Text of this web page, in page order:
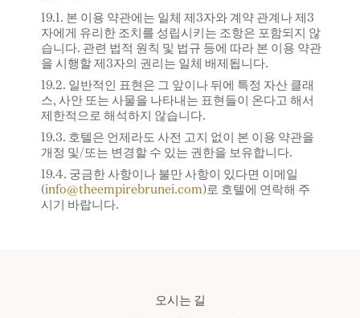
19.1. 본 이용 약관에는 일체 제3자와 계약 관계나 제3
자에게 유리한 조치를 성립시키는 조항은 포함되지 않
습니다. 관련 법적 원칙 및 법규 등에 따라 본 이용 약관
을 시행할 제3자의 권리는 일체 배제됩니다.
19.2. 일반적인 표현은 그 앞이나 뒤에 특정 자산 클래
스, 사안 또는 사물을 나타내는 표현들이 온다고 해서
제한적으로 해석하지 않습니다.
19.3. 호텔은 언제라도 사전 고지 없이 본 이용 약관을
개정 및/또는 변경할 수 있는 권한을 보유합니다.
19.4. 궁금한 사항이나 불만 사항이 있다면 이메일
(info@theempirebrunei.com )로 호텔에 연락해 주
시기 바랍니다.
오시는 길